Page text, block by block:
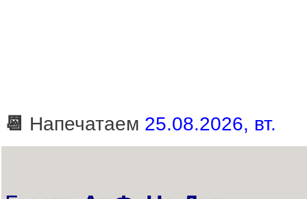
📆 Напечатаем 25.08.2026, вт.